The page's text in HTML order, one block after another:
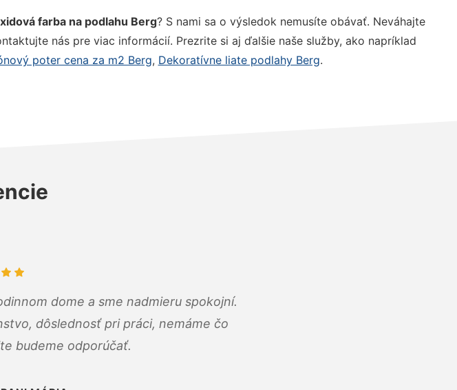
farba na podlahu Berg? S nami sa o výsledok nemusíte obávať. Neváhajte
nás pre viac informácií. Prezrite si aj ďalšie naše služby, ako napríklad
poter cena za m2 Berg, Dekoratívne liate podlahy Berg.
dome a sme nadmieru spokojní.
dôslednosť pri práci, nemáme čo
budeme odporúčať.